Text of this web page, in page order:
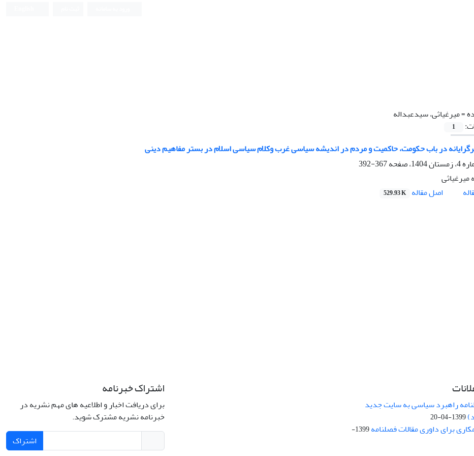
=میرغیاثی، سیدعبداله
1
در باب حکومت، حاکمیت و مردم در اندیشه سیاسی غرب وکلام سیاسی اسلام در بستر مفاهیم دینی
367-392
اصل مقاله 529.93 K
راهبرد سیاسی به سایت جدید
1399-04-20
برای داوری مقالات فصلنامه
1399-
اشتراک خبرنامه
برای دریافت اخبار و اطلاعیه های مهم نشریه در
خبرنامه نشریه مشترک شوید.
اشتراک